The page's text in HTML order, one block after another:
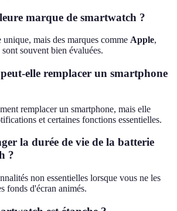
marque de smartwatch ?
mais des marques comme Apple,
sont souvent bien évaluées.
elle remplacer un smartphone
remplacer un smartphone, mais elle
et certaines fonctions essentielles.
la durée de vie de la batterie
?
non essentielles lorsque vous ne les
fonds d'écran animés.